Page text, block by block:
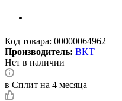
Код товара: 00000064962
Производитель: BKT
Нет в наличии
в Сплит на 4 месяца